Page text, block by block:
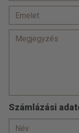
Számlázási